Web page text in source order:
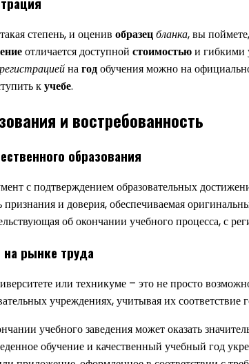
такая степень, и оценив образецбланка, вы
отличается доступной стоимостьюи гибкими
нагодобучения можно на
кучебе.
и востребованность
образования
с подтверждением образовательных
признания и доверия, обеспечиваемая
об окончании учебного процесса, с
на рынке труда
или техникуме – это не просто
учреждениях, учитывая их
учебного заведения может оказать
обучение и качественный учебный год